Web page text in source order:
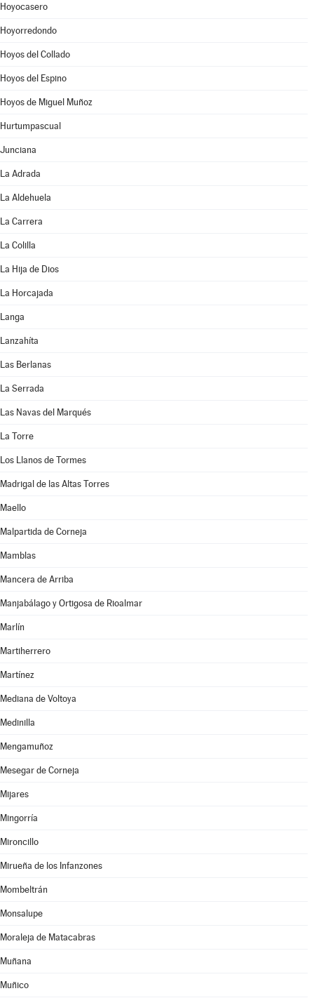
Hoyocasero
Hoyorredondo
Hoyos del Collado
Hoyos del Espino
Hoyos de Miguel Muñoz
Hurtumpascual
Junciana
La Adrada
La Aldehuela
La Carrera
La Colilla
La Hija de Dios
La Horcajada
Langa
Lanzahíta
Las Berlanas
La Serrada
Las Navas del Marqués
La Torre
Los Llanos de Tormes
Madrigal de las Altas Torres
Maello
Malpartida de Corneja
Mamblas
Mancera de Arriba
Manjabálago y Ortigosa de Rioalmar
Marlín
Martiherrero
Martínez
Mediana de Voltoya
Medinilla
Mengamuñoz
Mesegar de Corneja
Mijares
Mingorría
Mironcillo
Mirueña de los Infanzones
Mombeltrán
Monsalupe
Moraleja de Matacabras
Muñana
Muñico